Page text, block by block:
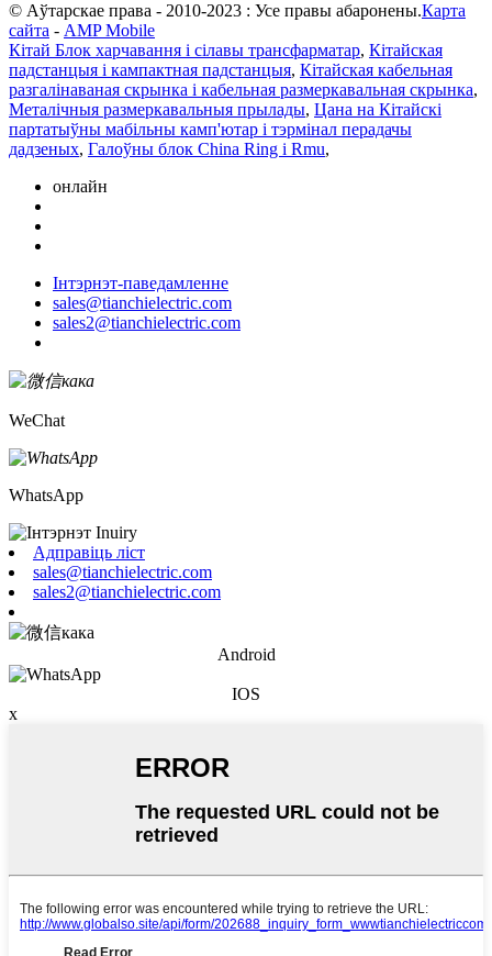
© Аўтарскае права - 2010-2023 : Усе правы абаронены.Карта
сайта - AMP Mobile
Кітай Блок харчавання і сілавы трансфарматар, Кітайская
падстанцыя і кампактная падстанцыя, Кітайская кабельная
разгалінаваная скрынка і кабельная размеркавальная скрынка,
Металічныя размеркавальныя прылады, Цана на Кітайскі
партатыўны мабільны камп'ютар і тэрмінал перадачы
дадзеных, Галоўны блок China Ring і Rmu,
онлайн
Інтэрнэт-паведамленне
sales@tianchielectric.com
sales2@tianchielectric.com
WeChat
WhatsApp
Адправіць ліст
sales@tianchielectric.com
sales2@tianchielectric.com
Android
IOS
x